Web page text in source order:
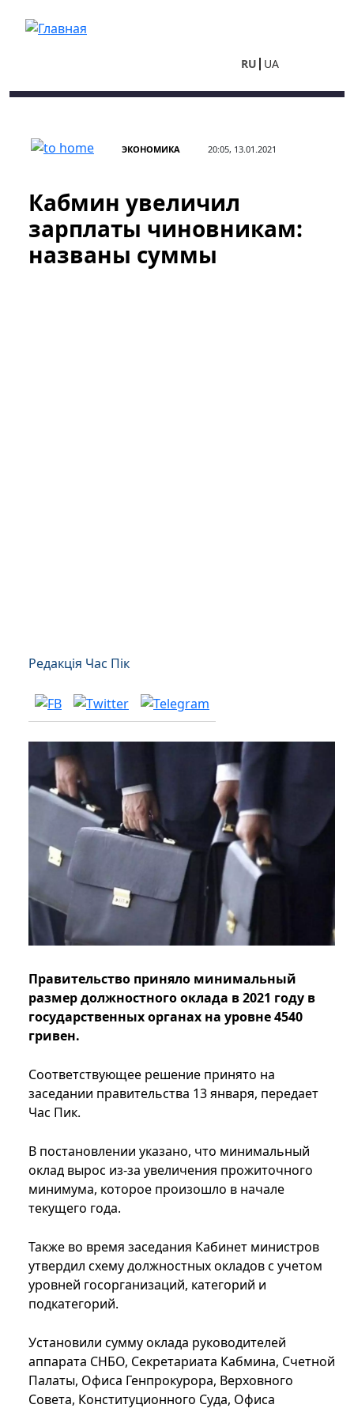
RU UA
ЭКОНОМИКА 20:05, 13.01.2021
Кабмин увеличил
зарплаты чиновникам:
названы суммы
Редакція Час Пік
Правительство приняло минимальный
размер должностного оклада в 2021 году в
государственных органах на уровне 4540
гривен.
Соответствующее решение принято на
заседании правительства 13 января, передает
Час Пик.
В постановлении указано, что минимальный
оклад вырос из-за увеличения прожиточного
минимума, которое произошло в начале
текущего года.
Также во время заседания Кабинет министров
утвердил схему должностных окладов с учетом
уровней госорганизаций, категорий и
подкатегорий.
Установили сумму оклада руководителей
аппарата СНБО, Секретариата Кабмина, Счетной
Палаты, Офиса Генпрокурора, Верховного
Совета, Конституционного Суда, Офиса